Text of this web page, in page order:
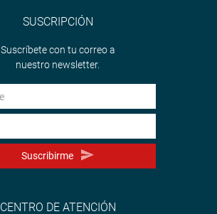
SUSCRIPCIÓN
Suscríbete con tu correo a
nuestro newsletter.
Suscribirme
CENTRO DE ATENCIÓN